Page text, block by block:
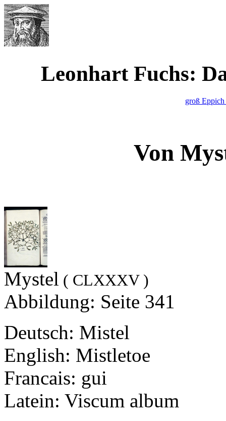
Leonhart Fuchs:
groß
Von
Mystel ( CLXXXV )
Abbildung: Seite 341
Deutsch: Mistel
English: Mistletoe
Francais: gui
Latein: Viscum album